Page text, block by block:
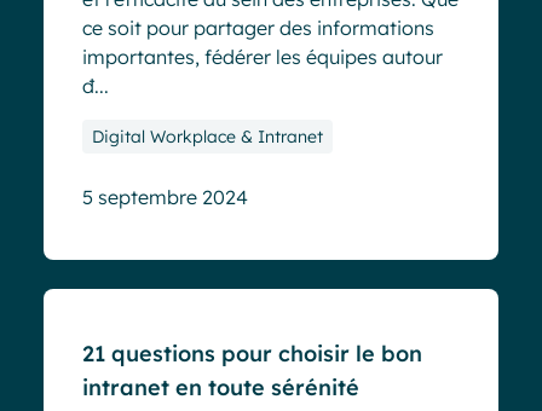
ce soit pour partager des informations
importantes, fédérer les équipes autour
d̵...
Digital Workplace & Intranet
5 septembre 2024
21 questions pour choisir le bon
intranet en toute sérénité